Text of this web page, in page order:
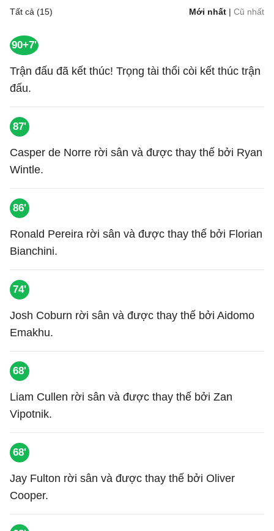
Tất cả (15) Mới nhất | Cũ nhất
90+7'
Trận đấu đã kết thúc! Trọng tài thổi còi kết thúc trận
đấu.
87'
Casper de Norre rời sân và được thay thế bởi Ryan
Wintle.
86'
Ronald Pereira rời sân và được thay thế bởi Florian
Bianchini.
74'
Josh Coburn rời sân và được thay thế bởi Aidomo
Emakhu.
68'
Liam Cullen rời sân và được thay thế bởi Zan
Vipotnik.
68'
Jay Fulton rời sân và được thay thế bởi Oliver
Cooper.